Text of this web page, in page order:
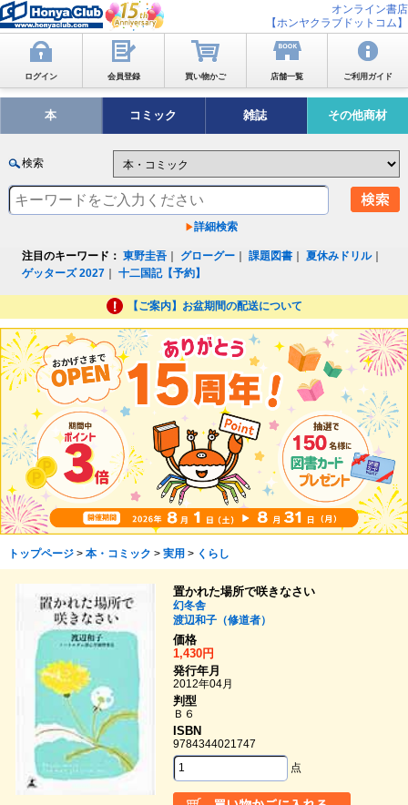
オンライン書店
【ホンヤクラブドットコム】
ログイン 会員登録 買い物かご 店舗一覧 ご利用ガイド
本 コミック 雑誌 その他商材
検索
詳細検索
注目のキーワード： 東野圭吾 グローグー ｜課題図書 ｜夏休みドリル｜
ゲッターズ 2027 ｜十二国記【予約】
【ご案内】お盆期間の配送について
トップページ> 本・コミック > 実用 > くらし
置かれた場所で咲きなさい
幻冬舎
渡辺和子（修道者）
価格
1,430円
発行年月
2012年04月
判型
Ｂ６
ISBN
9784344021747
点